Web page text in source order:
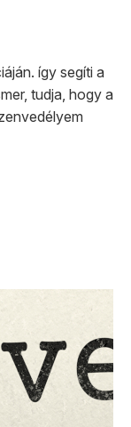
így segíti a
tudja, hogy a